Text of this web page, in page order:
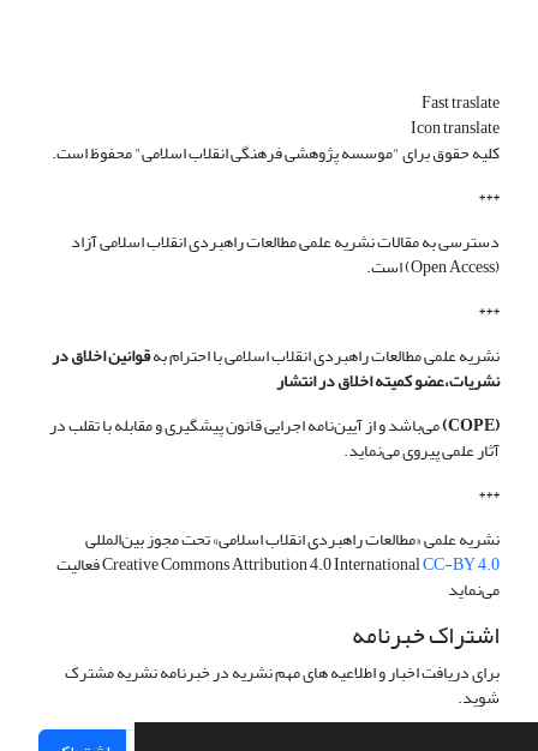
Fast traslate
Icon translate
کلیه حقوق برای "موسسه پژوهشی فرهنگی انقلاب اسلامی" محفوظ است.
***
دسترسی به مقالات نشریه علمی مطالعات راهبردی انقلاب اسلامی آزاد
(Open Access) است.
***
نشریه علمی مطالعات راهبردی انقلاب اسلامی با احترام بهقوانین اخلاق در
نشریات،عضو کمیته اخلاق در انتشار
(COPE)
می‌باشد و از آیین‌نامه اجرایی قانون پیشگیری و مقابله با تقلب در
آثار علمی پیروی می‌نماید.
***
نشریه علمی «مطالعات راهبردی انقلاب اسلامی» تحت مجوز بین‌المللی
Creative Commons Attribution 4.0 InternationalCC-BY 4.0 فعالیت
می‌نماید
اشتراک خبرنامه
برای دریافت اخبار و اطلاعیه های مهم نشریه در خبرنامه نشریه مشترک
شوید.